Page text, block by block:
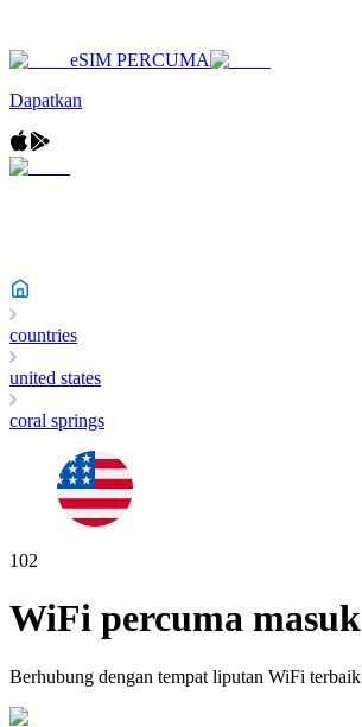
eSIM PERCUMA
Dapatkan
countries
united states
coral springs
102
WiFi percuma masuk
Berhubung dengan tempat liputan WiFi terbaik